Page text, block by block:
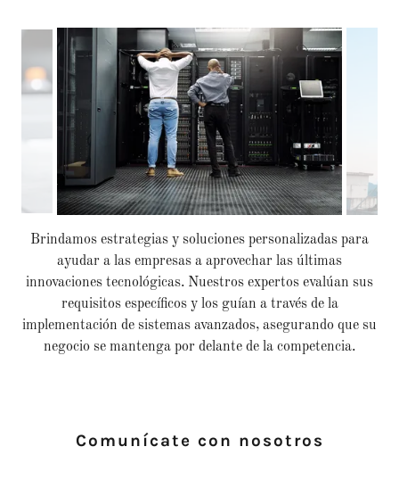
Brindamos estrategias y soluciones personalizadas para
ayudar a las empresas a aprovechar las últimas
innovaciones tecnológicas. Nuestros expertos evalúan sus
requisitos específicos y los guían a través de la
implementación de sistemas avanzados, asegurando que su
negocio se mantenga por delante de la competencia.
Comunícate con nosotros